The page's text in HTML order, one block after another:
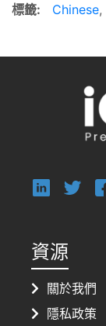
標籤: Chinese,
資源
關於我們
隱私政策